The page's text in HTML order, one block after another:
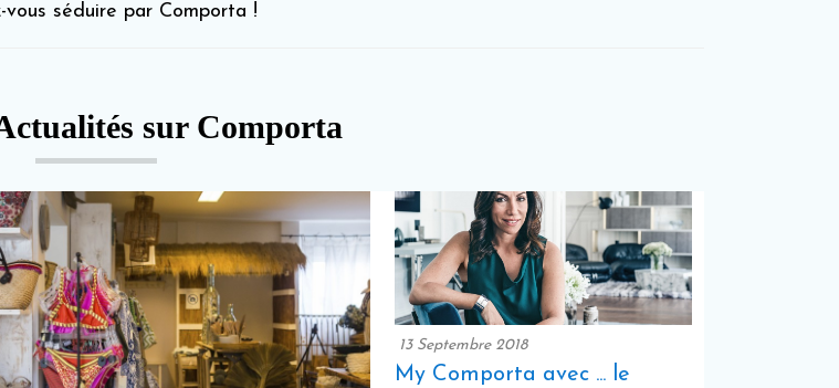
vous séduire par Comporta !
sur Comporta
13 Septembre 2018
My Comporta avec ... le